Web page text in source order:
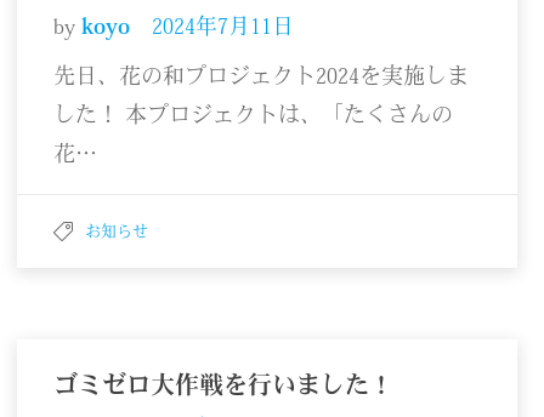
by koyo 2024年7月11日
先日、花の和プロジェクト2024を実施しま
した！ 本プロジェクトは、「たくさんの
花…
お知らせ
ゴミゼロ大作戦を行いました！